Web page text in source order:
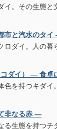
イ。その生態と
市と汽水のタ
ロダイ。人の暮
ダイ） ― 食卓
色を持つキダイ
非なる赤 ―
る生態を持つチ